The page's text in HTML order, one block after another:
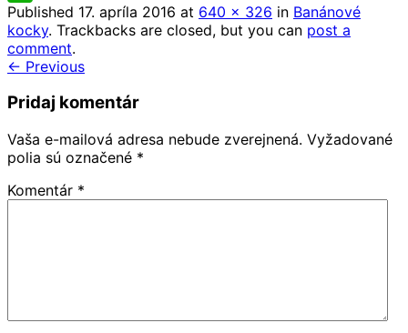
WhatsApp
Published 17. apríla 2016 at 640 × 326 in Banánové
kocky. Trackbacks are closed, but you can post a
comment.
← Previous
Pridaj komentár
Vaša e-mailová adresa nebude zverejnená. Vyžadované
polia sú označené *
Komentár *